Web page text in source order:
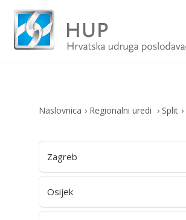
Naslovnica Regionalni uredi Split
Zagreb
Osijek